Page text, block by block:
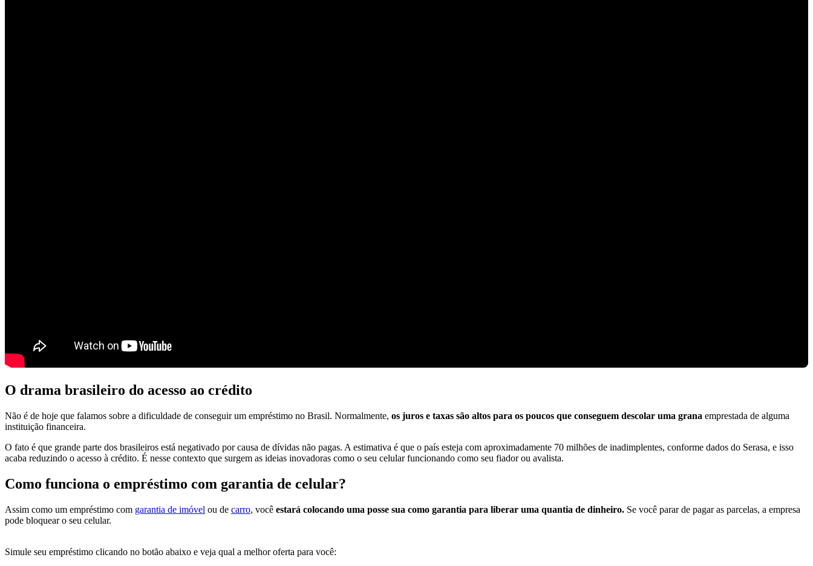
O drama brasileiro do acesso ao crédito
Não é de hoje que falamos sobre a dificuldade de conseguir um empréstimo no Brasil. Normalmente, os juros e taxas são altos para os poucos que conseguem descolar uma grana emprestada de alguma
instituição financeira.
O fato é que grande parte dos brasileiros está negativado por causa de dívidas não pagas. A estimativa é que o país esteja com aproximadamente 70 milhões de inadimplentes, conforme dados do Serasa, e isso
acaba reduzindo o acesso à crédito. É nesse contexto que surgem as ideias inovadoras como o seu celular funcionando como seu fiador ou avalista.
Como funciona o empréstimo com garantia de celular?
Assim como um empréstimo com garantia de imóvel ou de carro, você estará colocando uma posse sua como garantia para liberar uma quantia de dinheiro. Se você parar de pagar as parcelas, a empresa
pode bloquear o seu celular.
Simule seu empréstimo clicando no botão abaixo e veja qual a melhor oferta para você: